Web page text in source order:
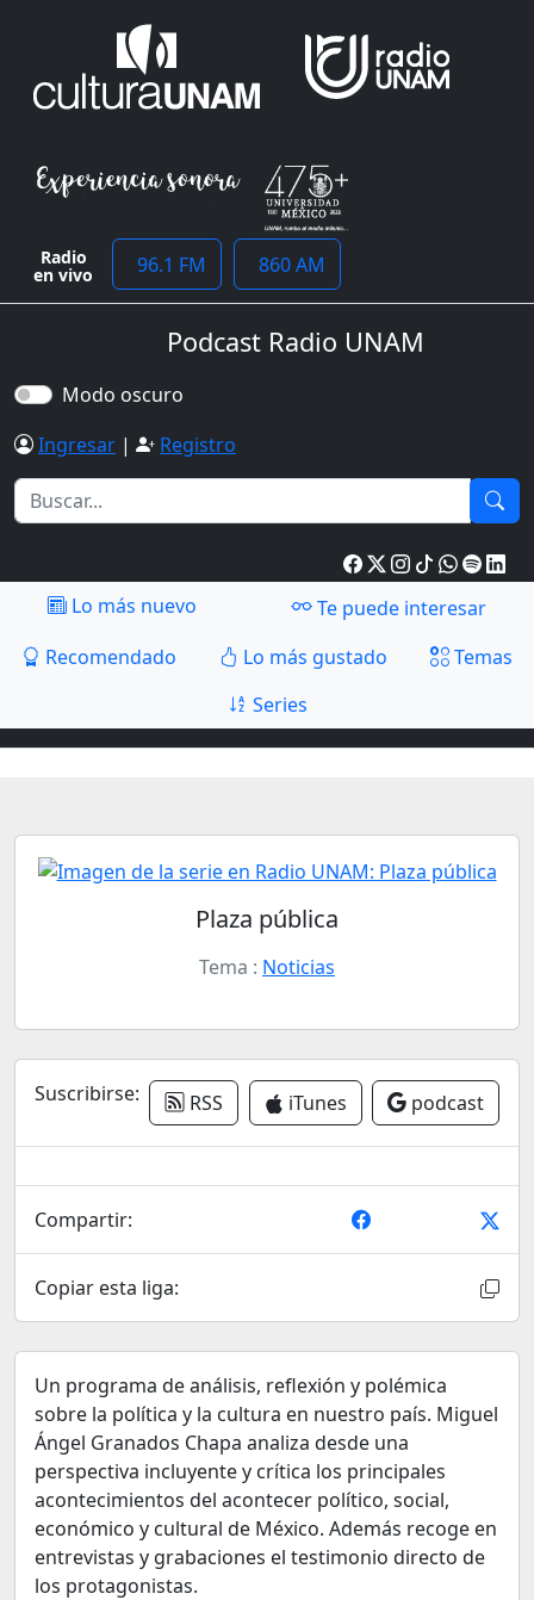
Radio
en vivo 96.1 FM 860 AM
Podcast Radio UNAM
Modo oscuro
Ingresar | Registro
Lo más nuevo
Te puede interesar
Recomendado
Lo más gustado
Temas
Series
Plaza pública
Tema : Noticias
Suscribirse: RSS iTunes podcast
Compartir:
Copiar esta liga:
Un programa de análisis, reflexión y polémica
sobre la política y la cultura en nuestro país. Miguel
Ángel Granados Chapa analiza desde una
perspectiva incluyente y crítica los principales
acontecimientos del acontecer político, social,
económico y cultural de México. Además recoge en
entrevistas y grabaciones el testimonio directo de
los protagonistas.